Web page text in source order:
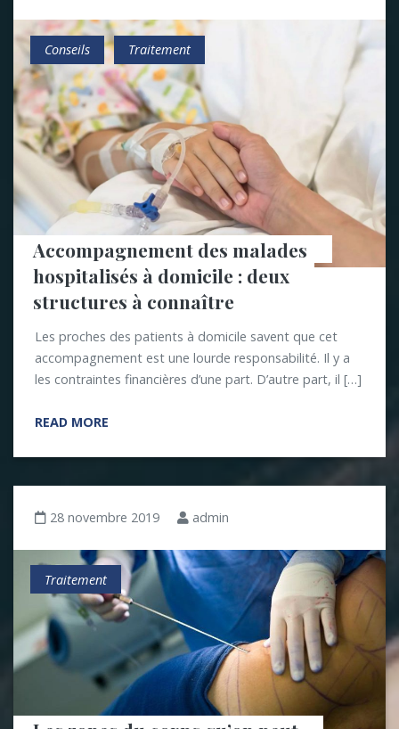
Conseils Traitement
Accompagnement des malades
hospitalisés à domicile : deux
structures à connaître
Les proches des patients à domicile savent que cet
accompagnement est une lourde responsabilité. Il y a
les contraintes financières d’une part. D’autre part, il […]
READ MORE
28 novembre 2019 admin
Traitement